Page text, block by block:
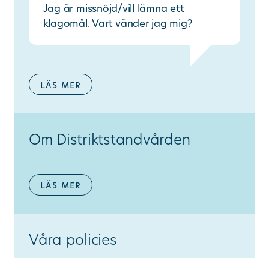
Jag är missnöjd/vill lämna ett
klagomål. Vart vänder jag mig?
läs mer
Om Distriktstandvården
läs mer
Våra policies